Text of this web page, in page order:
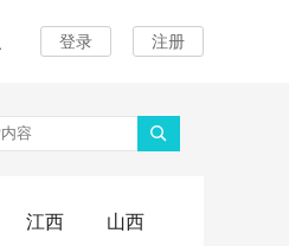
登录 注册
江西
山西